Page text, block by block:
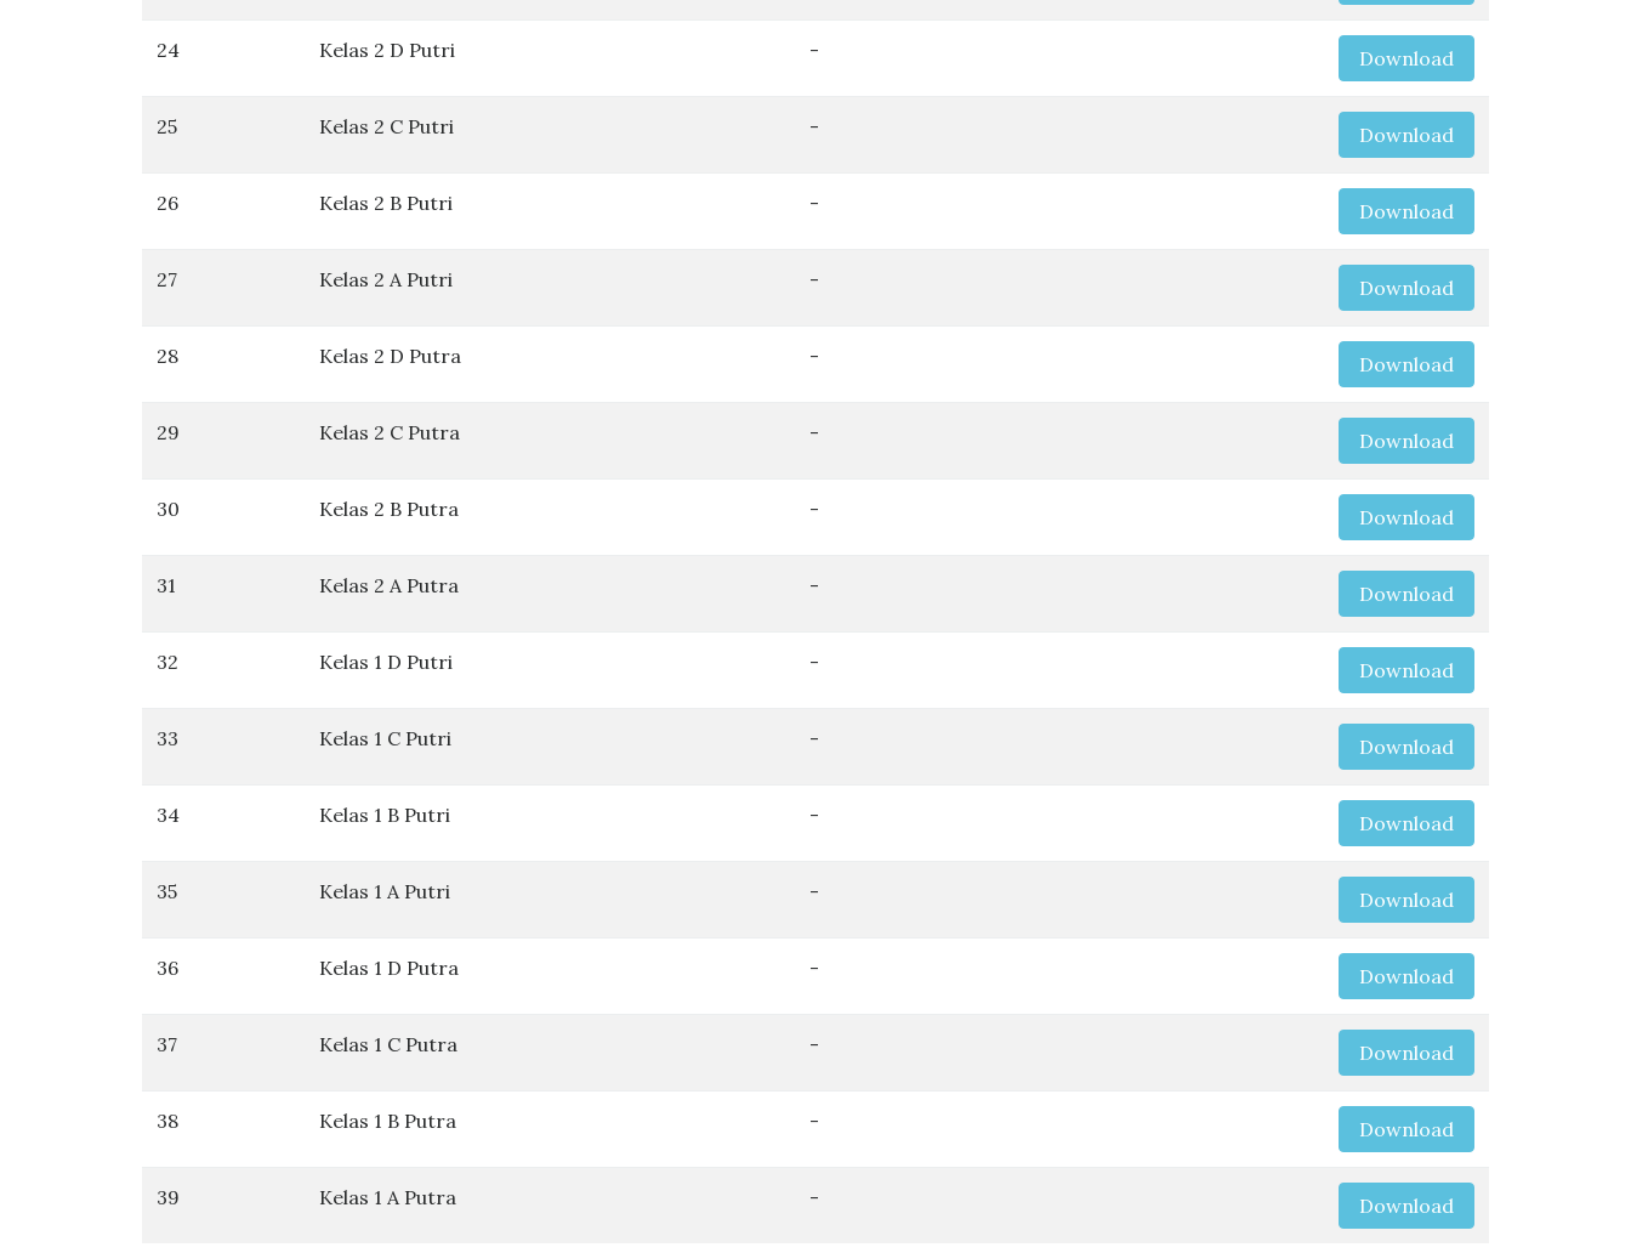
24 Kelas 2 D Putri - Download
25 Kelas 2 C Putri - Download
26 Kelas 2 B Putri - Download
27 Kelas 2 A Putri - Download
28 Kelas 2 D Putra - Download
29 Kelas 2 C Putra - Download
30 Kelas 2 B Putra - Download
31 Kelas 2 A Putra - Download
32 Kelas 1 D Putri - Download
33 Kelas 1 C Putri - Download
34 Kelas 1 B Putri - Download
35 Kelas 1 A Putri - Download
36 Kelas 1 D Putra - Download
37 Kelas 1 C Putra - Download
38 Kelas 1 B Putra - Download
39 Kelas 1 A Putra - Download